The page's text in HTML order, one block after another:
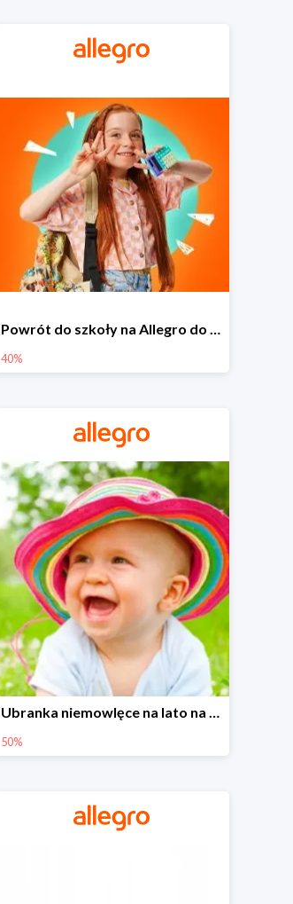
Powrót do szkoły na Allegro do -40%
40%
Ubranka niemowlęce na lato na Allegro do -50%
50%